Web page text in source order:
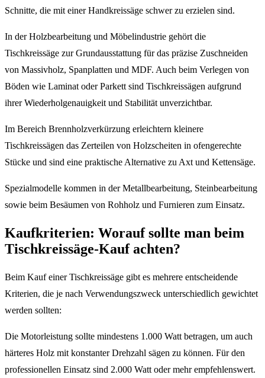
Schnitte, die mit einer Handkreissäge schwer zu erzielen sind.
In der Holzbearbeitung und Möbelindustrie gehört die
Tischkreissäge zur Grundausstattung für das präzise Zuschneiden
von Massivholz, Spanplatten und MDF. Auch beim Verlegen von
Böden wie Laminat oder Parkett sind Tischkreissägen aufgrund
ihrer Wiederholgenauigkeit und Stabilität unverzichtbar.
Im Bereich Brennholzverkürzung erleichtern kleinere
Tischkreissägen das Zerteilen von Holzscheiten in ofengerechte
Stücke und sind eine praktische Alternative zu Axt und Kettensäge.
Spezialmodelle kommen in der Metallbearbeitung, Steinbearbeitung
sowie beim Besäumen von Rohholz und Furnieren zum Einsatz.
Kaufkriterien: Worauf sollte man beim
Tischkreissäge-Kauf achten?
Beim Kauf einer Tischkreissäge gibt es mehrere entscheidende
Kriterien, die je nach Verwendungszweck unterschiedlich gewichtet
werden sollten:
Die Motorleistung sollte mindestens 1.000 Watt betragen, um auch
härteres Holz mit konstanter Drehzahl sägen zu können. Für den
professionellen Einsatz sind 2.000 Watt oder mehr empfehlenswert.